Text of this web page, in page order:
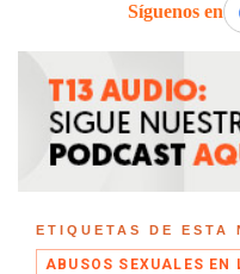
Síguenos en
ETIQUETAS DE ESTA
ABUSOS SEXUALES EN